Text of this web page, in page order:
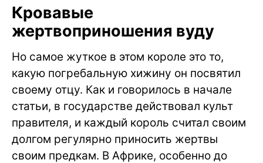
Кровавые
жертвоприношения вуду
Но самое жуткое в этом короле это то,
какую погребальную хижину он посвятил
своему отцу. Как и говорилось в начале
статьи, в государстве действовал культ
правителя, и каждый король считал своим
долгом регулярно приносить жертвы
своим предкам. В Африке, особенно до